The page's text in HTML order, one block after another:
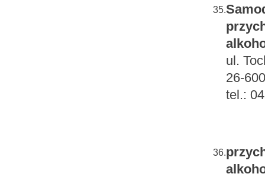
35.
ul.
26-
tel.:
36.